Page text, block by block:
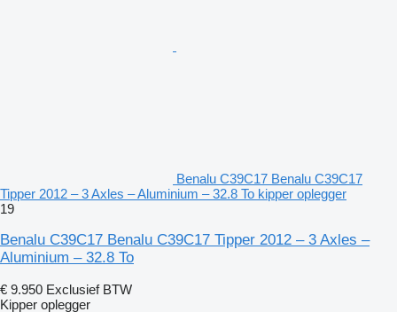
Benalu C39C17 Benalu C39C17
Tipper 2012 – 3 Axles – Aluminium – 32.8 To kipper oplegger
19
Benalu C39C17 Benalu C39C17 Tipper 2012 – 3 Axles –
Aluminium – 32.8 To
€ 9.950 Exclusief BTW
Kipper oplegger